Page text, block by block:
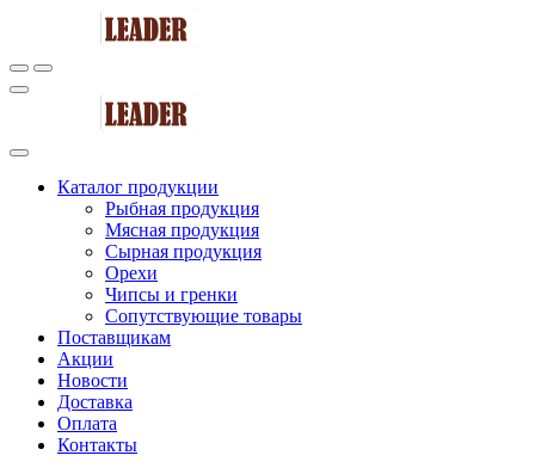
Каталог продукции
Рыбная продукция
Мясная продукция
Сырная продукция
Орехи
Чипсы и гренки
Сопутствующие товары
Поставщикам
Акции
Новости
Доставка
Оплата
Контакты